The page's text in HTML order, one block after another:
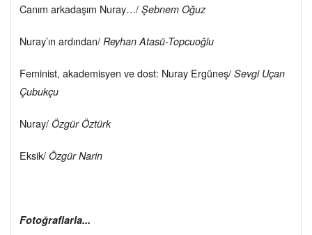
Canım arkadaşım Nuray…/ Şebnem Oğuz
Nuray’ın ardından/ Reyhan Atasü-Topcuoğlu
Feminist, akademisyen ve dost: Nuray Ergüneş/ Sevgi Uçan
Çubukçu
Nuray/ Özgür Öztürk
Eksik/ Özgür Narin
Fotoğraflarla...